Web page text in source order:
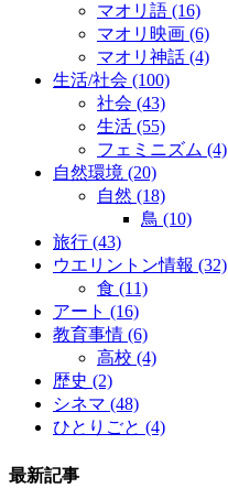
マオリ語 (16)
マオリ映画 (6)
マオリ神話 (4)
生活/社会 (100)
社会 (43)
生活 (55)
フェミニズム (4)
自然環境 (20)
自然 (18)
鳥 (10)
旅行 (43)
ウエリントン情報 (32)
食 (11)
アート (16)
教育事情 (6)
高校 (4)
歴史 (2)
シネマ (48)
ひとりごと (4)
最新記事